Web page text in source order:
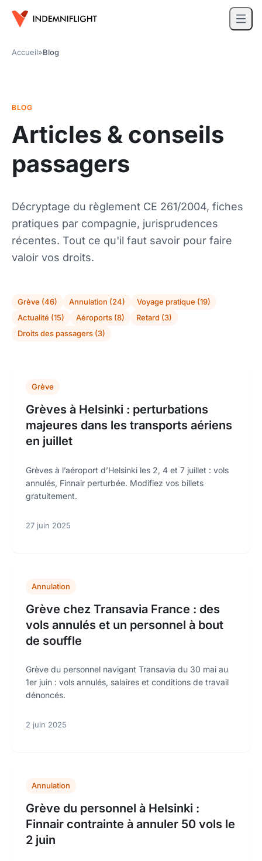
Accueil»Blog
BLOG
Articles & conseils
passagers
Décryptage du règlement CE 261/2004, fiches
pratiques par compagnie, jurisprudences
récentes. Tout ce qu'il faut savoir pour faire
valoir vos droits.
Grève (46) Annulation (24)
Voyage pratique (19)
Actualité (15)
Aéroports (8)
Retard (3)
Droits des passagers (3)
Grève
Grèves à Helsinki : perturbations
majeures dans les transports aériens
en juillet
Grèves à l’aéroport d’Helsinki les 2, 4 et 7 juillet : vols
annulés, Finnair perturbée. Modifiez vos billets
gratuitement.
27 juin 2025
Annulation
Grève chez Transavia France : des
vols annulés et un personnel à bout
de souffle
Grève du personnel navigant Transavia du 30 mai au
1er juin : vols annulés, salaires et conditions de travail
dénoncés.
2 juin 2025
Annulation
Grève du personnel à Helsinki :
Finnair contrainte à annuler 50 vols le
2 juin